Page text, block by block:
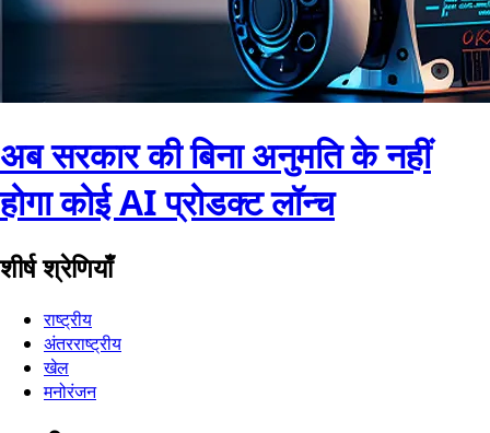
अब सरकार की बिना अनुमति के नहीं
होगा कोई AI प्रोडक्ट लॉन्च
शीर्ष श्रेणियाँ
राष्ट्रीय
अंतरराष्ट्रीय
खेल
मनोरंजन